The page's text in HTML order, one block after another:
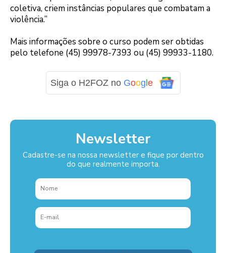
coletiva, criem instâncias populares que combatam a
violência.”
Mais informações sobre o curso podem ser obtidas
pelo telefone (45) 99978-7393 ou (45) 99933-1180.
Siga o H2FOZ no Goog e
Newsletter
Cadastre-se na nossa newsletter e fique por dentro
do que realmente importa.